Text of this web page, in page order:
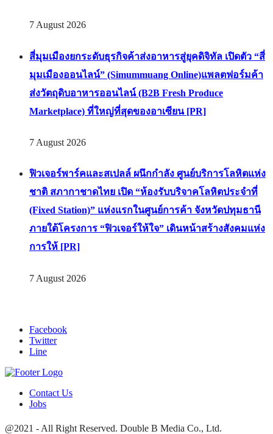
7 August 2026
สี่มุมเมืองยกระดับธุรกิจค้าส่งอาหารสู่ยุคดิจิทัล เปิดตัว “สี่
มุมเมืองออนไลน์” (Simummuang Online)แพลตฟอร์มค้า
ส่งวัตถุดิบอาหารออนไลน์ (B2B Fresh Produce
Marketplace) ที่ใหญ่ที่สุดของอาเซียน [PR]
7 August 2026
ฟิวเจอร์พาร์คและสเปลล์ ผนึกกำลัง ศูนย์บริการโลหิตแห่ง
ชาติ สภากาชาดไทย เปิด “ห้องรับบริจาคโลหิตประจำที่
(Fixed Station)” แห่งแรกในศูนย์การค้า จังหวัดปทุมธานี
ภายใต้โครงการ “ฟิวเจอร์ให้ใจ” เดินหน้าสร้างสังคมแห่ง
การให้ [PR]
7 August 2026
Facebook
Twitter
Line
Contact Us
Jobs
@2021 - All Right Reserved. Double B Media Co., Ltd.